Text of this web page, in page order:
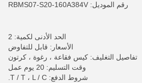
رقم الموديل: RBMS07-S20-160A384V
الحد الأدنى لكمية: 2
الأسعار: قابل للتفاوض
تفاصيل التغليف: كيس فقاعة ، رغوة ، كرتون
وقت التسليم: 20 يوم عمل
شروط الدفع: T / T ، L / C.